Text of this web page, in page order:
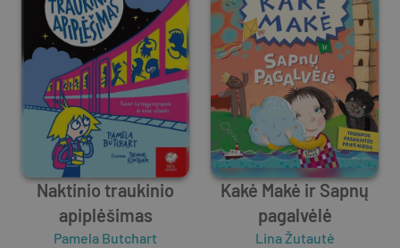
Naktinio traukinio
apiplėšimas
Pamela Butchart
Kakė Makė ir Sapnų
pagalvėlė
Lina Žutautė